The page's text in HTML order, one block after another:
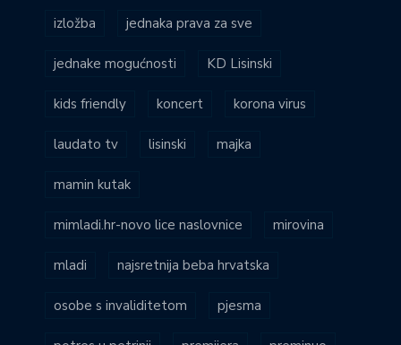
izložba jednaka prava za sve
jednake mogućnosti KD Lisinski
kids friendly koncert korona virus
laudato tv lisinski majka
mamin kutak
mimladi.hr-novo lice naslovnice mirovina
mladi najsretnija beba hrvatska
osobe s invaliditetom pjesma